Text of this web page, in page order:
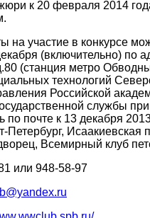
к 20 февраля 2014
на участие в конкурсе
(включительно) по
(станция метро
технологий
Российской
службы
по почте к 13 декабря
Петербург, Исаакиевская
Всемирный клуб
или 948-58-97